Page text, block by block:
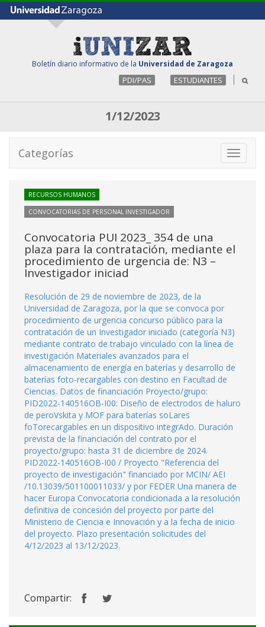
Boletín diario informativo de la Universidad de Zaragoza
PDI/PAS ESTUDIANTES
1/12/2023
Toggle
Categorías
RECURSOS HUMANOS
CONVOCATORIAS DE PERSONAL INVESTIGADOR
Convocatoria PUI 2023_ 354 de una
plaza para la contratación, mediante el
procedimiento de urgencia de: N3 –
Investigador iniciad
Resolución de 29 de noviembre de 2023, de la
Universidad de Zaragoza, por la que se convoca por
procedimiento de urgencia concurso público para la
contratación de un Investigador iniciado (categoría N3)
mediante contrato de trabajo vinculado con la línea de
investigación Materiales avanzados para el
almacenamiento de energía en baterías y desarrollo de
baterías foto-recargables con destino en Facultad de
Ciencias. Datos de financiación Proyecto/grupo:
PID2022-140516OB-I00: Diseño de electrodos de haluro
de peroVskita y MOF para baterías soLares
foTorecargables en un dispositivo integrAdo. Duración
prevista de la financiación del contrato por el
proyecto/grupo: hasta 31 de diciembre de 2024.
PID2022-140516OB-I00 / Proyecto "Referencia del
proyecto de investigación" financiado por MCIN/ AEI
/10.13039/501100011033/ y por FEDER Una manera de
hacer Europa Convocatoria condicionada a la resolución
definitiva de concesión del proyecto por parte del
Ministerio de Ciencia e Innovación y a la fecha de inicio
del proyecto. Plazo presentación solicitudes del
4/12/2023 al 13/12/2023.
Compartir: